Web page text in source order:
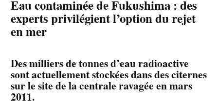
Eau contaminée de Fukushima : des
experts privilégient l’option du rejet
en mer
Des milliers de tonnes d’eau radioactive
sont actuellement stockées dans des citernes
sur le site de la centrale ravagée en mars
2011.